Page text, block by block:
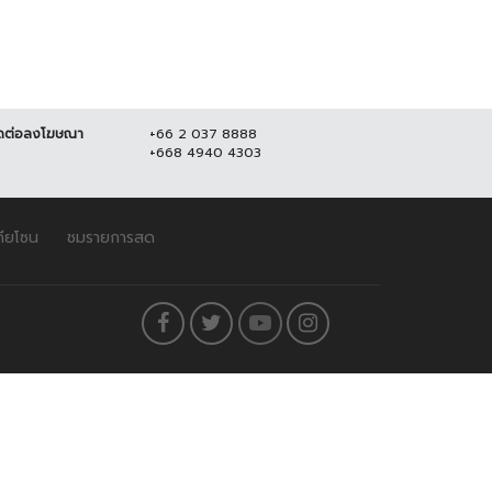
อลงโฆษณา
+66 2 037 8888
+668 4940 4303
ยโซน ชมรายการสด